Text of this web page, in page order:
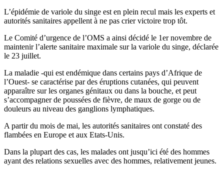
L’épidémie de variole du singe est en plein recul mais les experts et
autorités sanitaires appellent à ne pas crier victoire trop tôt.
Le Comité d’urgence de l’OMS a ainsi décidé le 1er novembre de
maintenir l’alerte sanitaire maximale sur la variole du singe, déclarée
le 23 juillet.
La maladie -qui est endémique dans certains pays d’Afrique de
l’Ouest- se caractérise par des éruptions cutanées, qui peuvent
apparaître sur les organes génitaux ou dans la bouche, et peut
s’accompagner de poussées de fièvre, de maux de gorge ou de
douleurs au niveau des ganglions lymphatiques.
A partir du mois de mai, les autorités sanitaires ont constaté des
flambées en Europe et aux Etats-Unis.
Dans la plupart des cas, les malades ont jusqu’ici été des hommes
ayant des relations sexuelles avec des hommes, relativement jeunes.